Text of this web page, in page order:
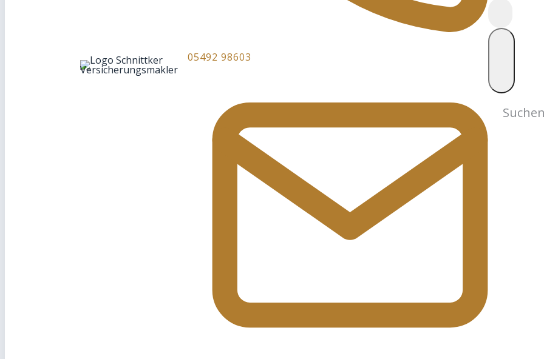
05492 98603